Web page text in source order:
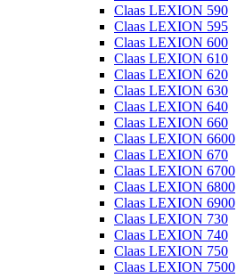
Claas LEXION 590
Claas LEXION 595
Claas LEXION 600
Claas LEXION 610
Claas LEXION 620
Claas LEXION 630
Claas LEXION 640
Claas LEXION 660
Claas LEXION 6600
Claas LEXION 670
Claas LEXION 6700
Claas LEXION 6800
Claas LEXION 6900
Claas LEXION 730
Claas LEXION 740
Claas LEXION 750
Claas LEXION 7500